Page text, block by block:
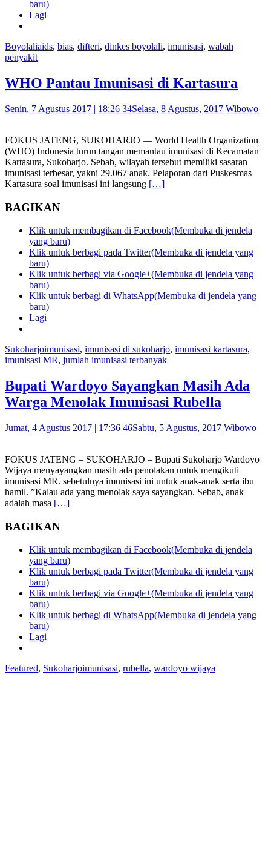
baru)
Lagi
Boyolaliaids, bias, difteri, dinkes boyolali, imunisasi, wabah
penyakit
WHO Pantau Imunisasi di Kartasura
Senin, 7 Agustus 2017 | 18:26 34Selasa, 8 Agustus, 2017 Wibowo
FOKUS JATENG, SUKOHARJO — World Health Organization
(WHO) Indonesia turun tangan memantau imunisasi di Kecamatan
Kartasura, Sukoharjo. Sebab, wilayah tersebut memiliki sasaran
imunisasi terbesar, yakni 29.067 anak. Pelaporan dari Puskesmas
Kartasura soal imunisasi ini langsung […]
BAGIKAN
Klik untuk membagikan di Facebook(Membuka di jendela
yang baru)
Klik untuk berbagi pada Twitter(Membuka di jendela yang
baru)
Klik untuk berbagi via Google+(Membuka di jendela yang
baru)
Klik untuk berbagi di WhatsApp(Membuka di jendela yang
baru)
Lagi
Sukoharjoimunisasi, imunisasi di sukoharjo, imunisasi kartasura,
imunisasi MR, jumlah imunisasi terbanyak
Bupati Wardoyo Sayangkan Masih Ada
Warga Menolak Imunisasi Rubella
Jumat, 4 Agustus 2017 | 17:36 46Sabtu, 5 Agustus, 2017 Wibowo
FOKUS JATENG – SUKOHARJO – Bupati Sukoharjo Wardoyo
Wijaya menyayangkan masih ada penolakan untuk mengikuti
imunisasi MR. sebetulnya imunisasi ini untuk anak-anak serta ibu
hamil. ”Kalau ada yang menolak saya sayangkan. Sebab, anak
adalah masa […]
BAGIKAN
Klik untuk membagikan di Facebook(Membuka di jendela
yang baru)
Klik untuk berbagi pada Twitter(Membuka di jendela yang
baru)
Klik untuk berbagi via Google+(Membuka di jendela yang
baru)
Klik untuk berbagi di WhatsApp(Membuka di jendela yang
baru)
Lagi
Featured, Sukoharjoimunisasi, rubella, wardoyo wijaya